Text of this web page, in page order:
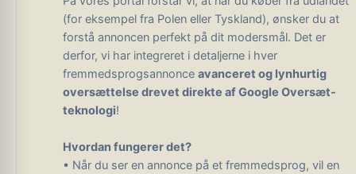
(for eksempel fra Polen eller Tyskland), ønsker du at
forstå annoncen perfekt på dit modersmål. Det er
derfor, vi har integreret i detaljerne i hver
fremmedsprogsannonce avanceret og lynhurtig
oversættelse drevet direkte af Google Oversæt-
teknologi!
Hvordan fungerer det?
• Når du ser en annonce på et fremmedsprog, vil en